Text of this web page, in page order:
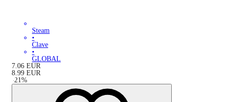
Steam
•
Clave
•
GLOBAL
7.06 EUR
8.99 EUR
-21 %